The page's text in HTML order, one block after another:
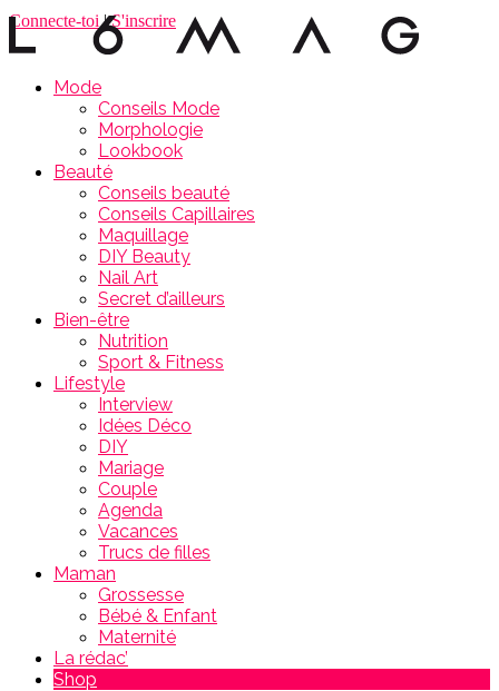
Connecte-toi|S'inscrire
Mode
Conseils Mode
Morphologie
Lookbook
Beauté
Conseils beauté
Conseils Capillaires
Maquillage
DIY Beauty
Nail Art
Secret d’ailleurs
Bien-être
Nutrition
Sport & Fitness
Lifestyle
Interview
Idées Déco
DIY
Mariage
Couple
Agenda
Vacances
Trucs de filles
Maman
Grossesse
Bébé & Enfant
Maternité
La rédac’
Shop